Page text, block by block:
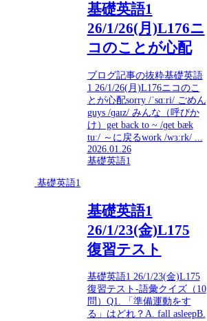
基礎英語1
26/1/26(月)L176ニ
コのことが心配
ブログ記事の抜粋基礎英語
1 26/1/26(月)L176ニコのこ
とが心配sorry /ˈsɑːri/ ごめん
guys /ɡaɪz/ みんな（呼びか
け）get back to ~ /ɡet bæk
tuː/ ～に戻るwork /wɜːrk/ ...
2026.01.26
基礎英語1
基礎英語1
基礎英語1
26/1/23(金)L175
復習テスト
基礎英語1 26/1/23(金)L175
復習テスト-語彙クイズ（10
問）Q1. 「準備運動をす
る」はどれ？A. fall asleepB.